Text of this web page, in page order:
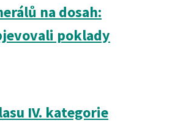
na dosah:
poklady
IV. kategorie